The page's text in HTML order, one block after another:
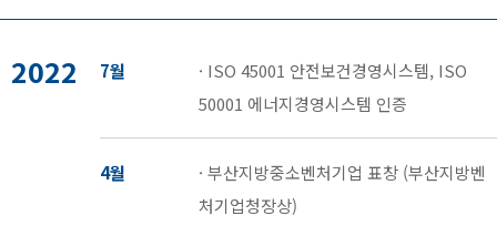
2022 7월
· ISO 45001 안전보건경영시스템, ISO
50001 에너지경영시스템 인증
4월
· 부산지방중소벤처기업 표창 (부산지방벤
처기업청장상)